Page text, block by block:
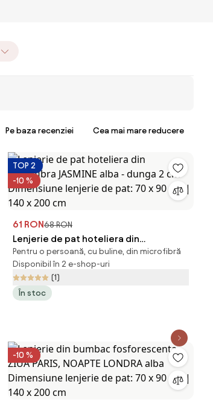
Pe baza recenziei Cea mai mare reducere
TOP 2
-10 %
61 RON68 RON
Lenjerie de pat hoteliera din
microfibra JASMINE alba - dunga 2 cm
Dimensiune lenjerie de pat: 70 x 90 cm
| 140 x 200 cm
Pentru o persoană, cu buline, din microfibră
Disponibil în 2 e-shop-uri
(1)
În stoc
-10 %